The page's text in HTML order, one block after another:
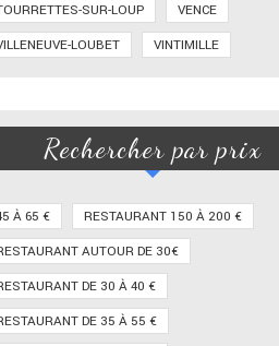
SUR-LOUP
VENCE
LOUBET
VINTIMILLE
Rechercher par prix
À 65 €
RESTAURANT 150 À 200 €
AUTOUR DE 30€
DE 30 À 40 €
DE 35 À 55 €